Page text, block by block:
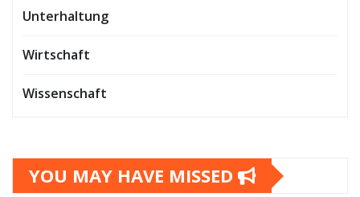
Unterhaltung
Wirtschaft
Wissenschaft
YOU MAY HAVE MISSED